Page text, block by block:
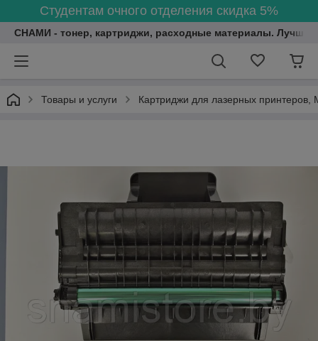
Студентам очного отделения скидка 5%
СНАМИ - тонер, картриджи, расходные материалы.
Товары и услуги Картриджи для лазерных